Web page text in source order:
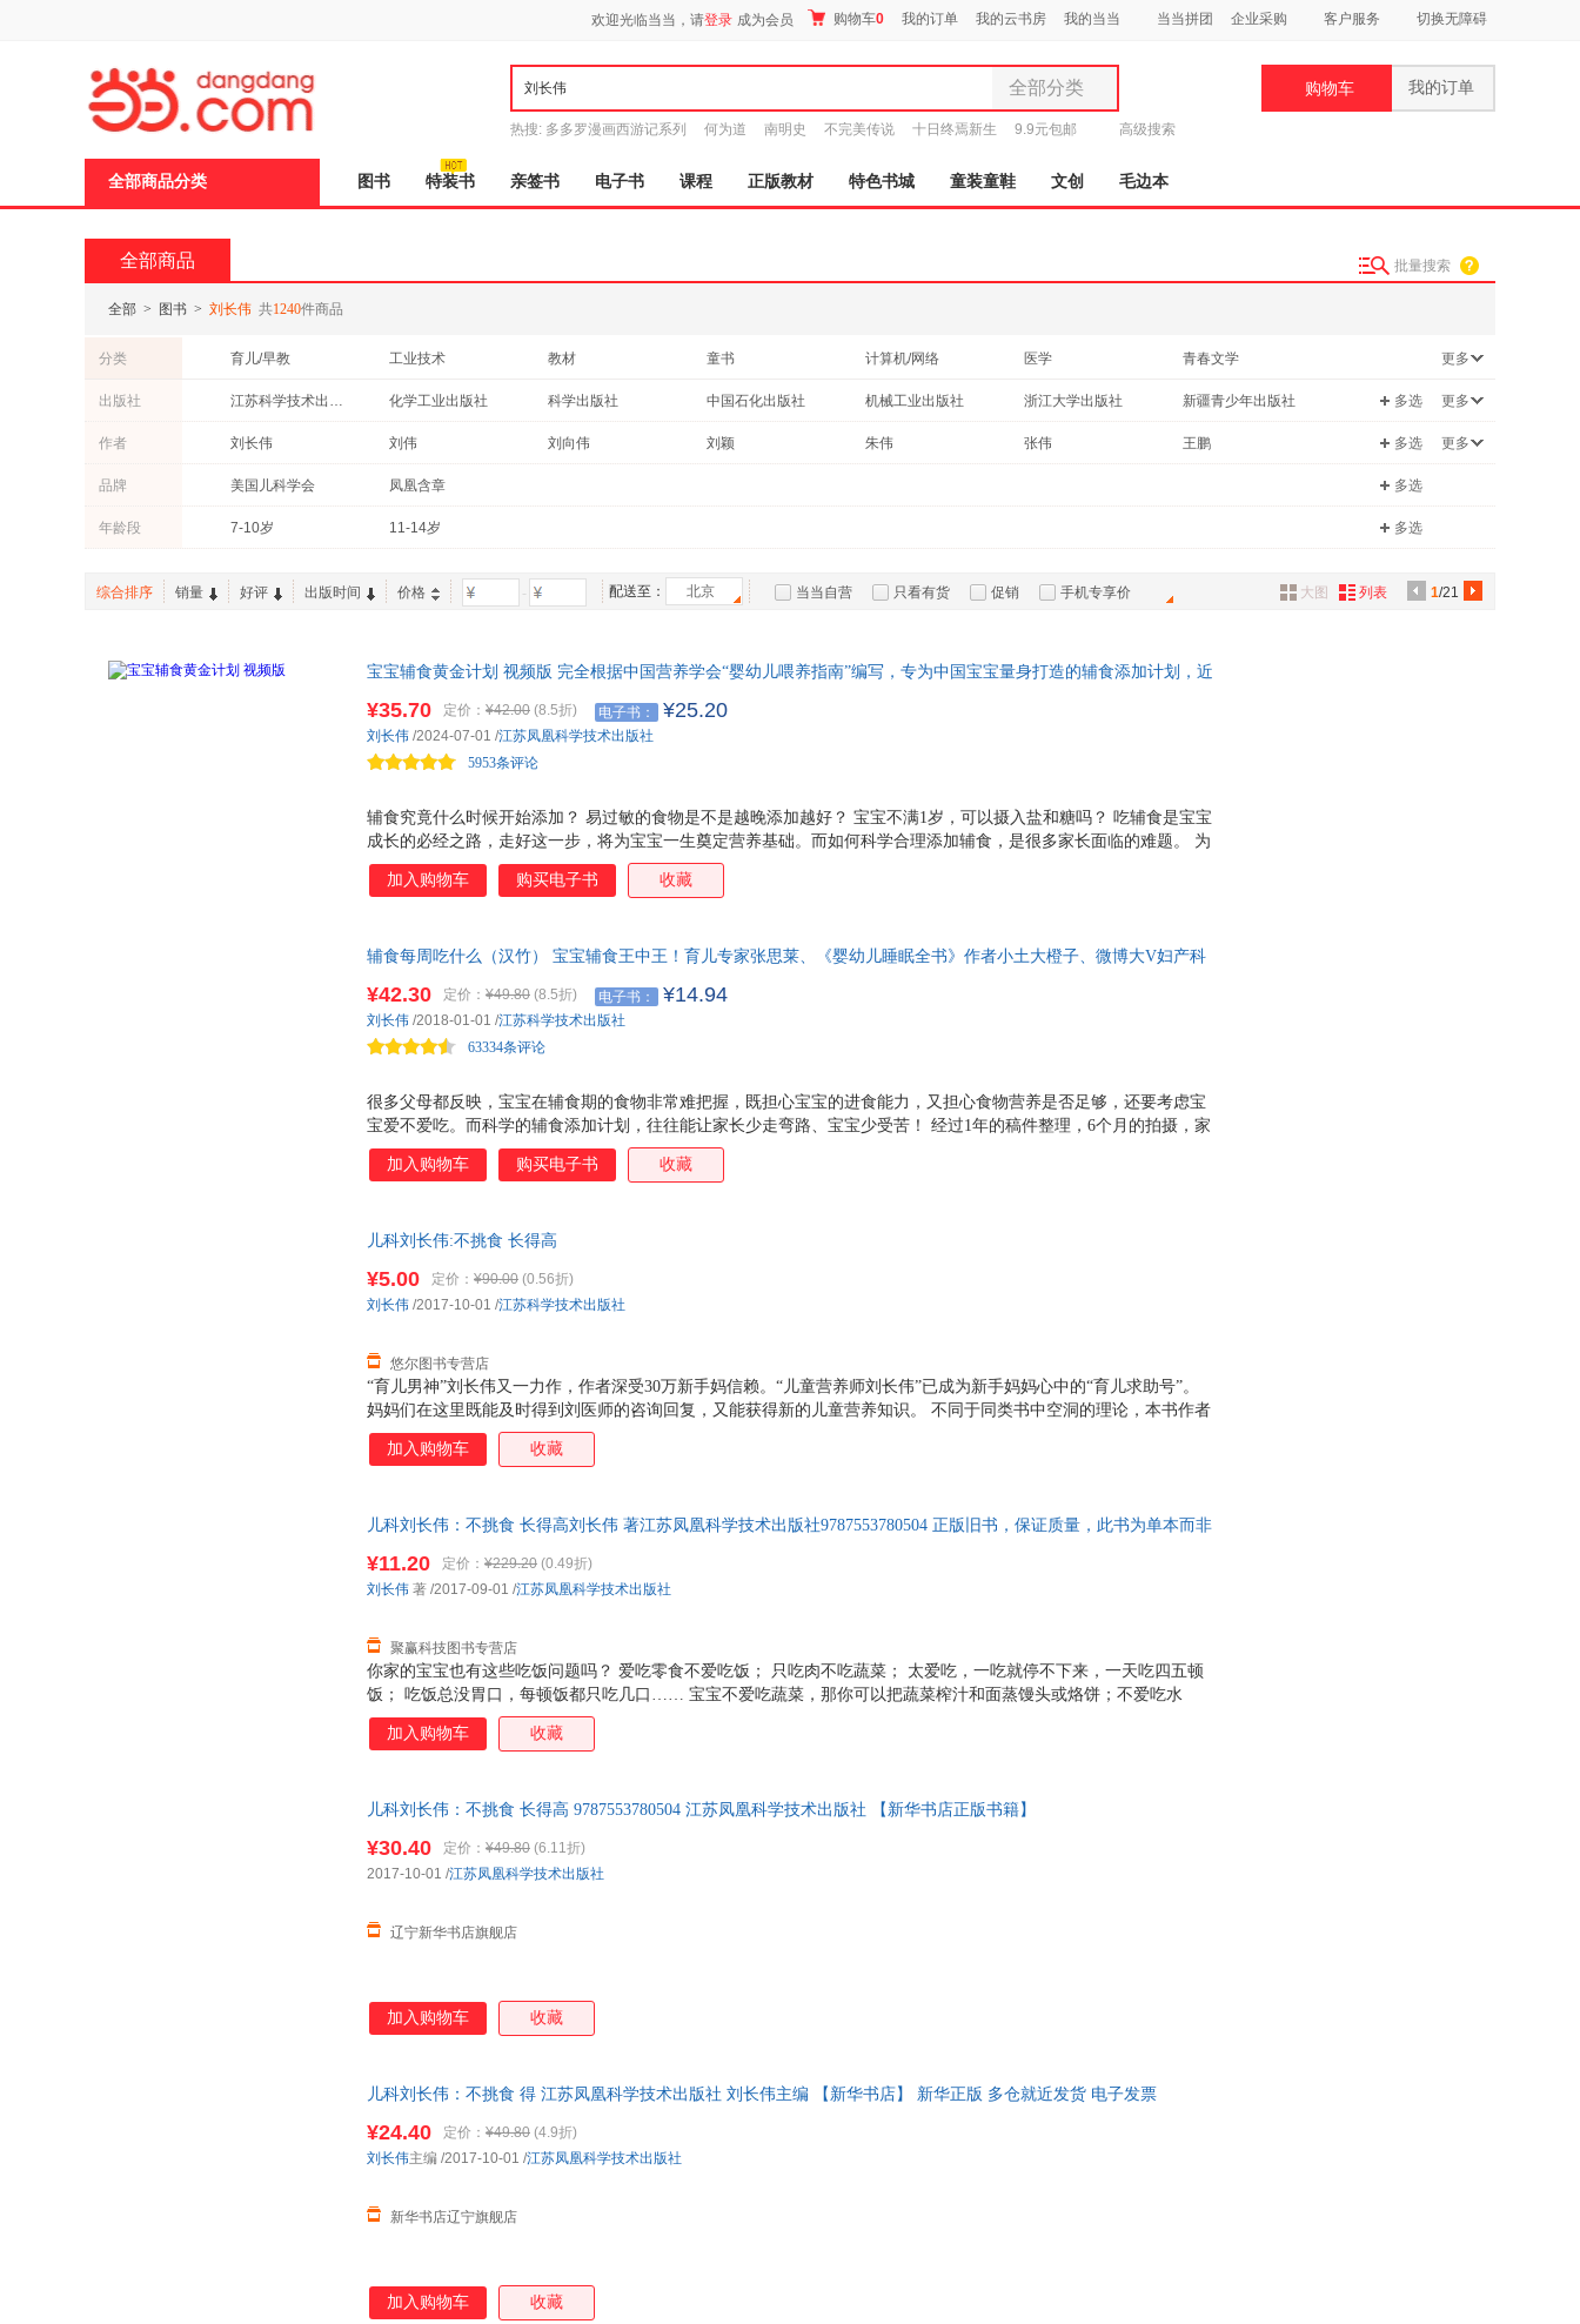
欢迎光临当当，请登录 成为会员 购物车0 我的订单 我的云书房 我的当当 当当拼团 企业采购 客户服务 切换无障碍
全部分类
全部分类
图书
电子书
玩具
童装童鞋
家居日用
运动户外
食品
热搜: 多多罗漫画西游记系列 何为道 南明史 不完美传说 十日终焉新生 9.9元包邮 高级搜索
购物车 我的订单
全部商品分类 图书 特装书 亲签书 电子书 课程 正版教材 特色书城 童装童鞋 文创 毛边本
全部商品 批量搜索
全部 > 图书 > 刘长伟 共1240件商品
分类 育儿/早教 工业技术 教材 童书 计算机/网络 医学
青春文学
保健/养生
孕产/胎教 管理 自然科学 农业/林业 艺术
社会科学
时尚/美妆
古籍
更多
出版社 江苏科学技术出版社 化学工业出版社 科学出版社 中国石化出版社 机械工业出版社 浙江大学出版社
新疆青少年出版社
江西美术出版社
世界图书出版公司 清华大学出版社 冶金工业出版社
人民文学出版社
黑龙江科学技术出版社
长春出版社
多选 更多
作者 刘长伟 刘伟 刘向伟 刘颖 朱伟 张伟
王鹏
郑继明
刘勇
王磊 刘杰
多选 更多
品牌 美国儿科学会 凤凰含章 多选
年龄段 7-10岁 11-14岁 多选
综合排序 销量 好评 出版时间 价格 - 配送至： 北京 当当自营 只看有货 促销 手机专享价 1/21
大图 列表
宝宝辅食黄金计划 视频版 完全根据中国营养学会“婴幼儿喂养指南”编写，专为中国宝宝量身打造的辅食添加计划，近
辅食究竟什么时候开始添加？ 易过敏的食物是不是越晚添加越好？ 宝宝不满1岁，可以摄入盐和糖吗？ 吃辅食是宝宝
成长的必经之路，走好这一步，将为宝宝一生奠定营养基础。而如何科学合理添加辅食，是很多家长面临的难题。 为
保证辅食添加建议正确无误，本书作者刘长伟根据中国营养学会《中国居民膳食指南（2022）》 7～24月龄婴幼儿喂
养指南 ，严格编写辅食添加建议，将辅食添加的 雷区 一一排除，用专业知识为家长加持喂养智慧，为宝宝健康成长
宝。不仅仅是一本辅食书，也是宝宝的点餐单，本书编辑历时半年，精心组
¥35.70 定价： ¥42.00 (8.5折) 电子书： ¥25.20
5953条评论
刘长伟 /2024-07-01 /江苏凤凰科学技术出版社
加入购物车 购买电子书 收藏
辅食每周吃什么（汉竹） 宝宝辅食王中王！育儿专家张思莱、《婴幼儿睡眠全书》作者小土大橙子、微博大V妇产科
很多父母都反映，宝宝在辅食期的食物非常难把握，既担心宝宝的进食能力，又担心食物营养是否足够，还要考虑宝
宝爱不爱吃。而科学的辅食添加计划，往往能让家长少走弯路、宝宝少受苦！ 经过1年的稿件整理，6个月的拍摄，家
长们期待已久的《辅食每周吃什么》终于面世了！图书设计师将每周辅食安排与背景颜色相结合，就算是爷爷奶奶、
外公外婆也能轻松掌握辅食添加技巧。 书中涉及到很多儿科学与营养学交叉的问题，其中的每一个结论，作者刘长伟
¥42.30 定价： ¥49.80 (8.5折) 电子书： ¥14.94
63334条评论
刘长伟 /2018-01-01 /江苏科学技术出版社
加入购物车 购买电子书 收藏
儿科刘长伟:不挑食 长得高
“育儿男神”刘长伟又一力作，作者深受30万新手妈信赖。“儿童营养师刘长伟”已成为新手妈妈心中的“育儿求助号”。
妈妈们在这里既能及时得到刘医师的咨询回复，又能获得新的儿童营养知识。 不同于同类书中空洞的理论，本书作者
结合对一个个真实案例的分析，细致入微、深入浅出地将养育的要点娓娓道来，并给出各种实用的方法来解决孩子偏
食、挑食、暴食的问题。 包含前沿的养育知识。孩子不爱吃饭，原因不仅在于做什么饭、吃什么饭，还在于亲子之间
¥5.00 定价： ¥90.00 (0.56折)
悠尔图书专营店
刘长伟 /2017-10-01 /江苏科学技术出版社
加入购物车 收藏
儿科刘长伟：不挑食 长得高刘长伟 著江苏凤凰科学技术出版社9787553780504 正版旧书，保证质量，此书为单本而非
你家的宝宝也有这些吃饭问题吗？ 爱吃零食不爱吃饭； 只吃肉不吃蔬菜； 太爱吃，一吃就停不下来，一天吃四五顿
饭； 吃饭总没胃口，每顿饭都只吃几口…… 宝宝不爱吃蔬菜，那你可以把蔬菜榨汁和面蒸馒头或烙饼；不爱吃水
果，不妨试试做成水果蓉；不爱吃肉，将肉搅碎炒饭……全书近200 道食谱，为妈妈们解决宝宝偏食的问题。 父母会
觉得宝宝能吃是好事，所以会让宝宝不加节制能吃多少就吃多少。儿童营养师刘长伟在这儿提醒父母，如果宝宝出现
暴食的问题。
¥11.20 定价： ¥229.20 (0.49折)
聚赢科技图书专营店
刘长伟 著 /2017-09-01 /江苏凤凰科学技术出版社
加入购物车 收藏
儿科刘长伟：不挑食 长得高 9787553780504 江苏凤凰科学技术出版社 【新华书店正版书籍】
¥30.40 定价： ¥49.80 (6.11折)
辽宁新华书店旗舰店
2017-10-01 /江苏凤凰科学技术出版社
加入购物车 收藏
儿科刘长伟：不挑食 得 江苏凤凰科学技术出版社 刘长伟主编 【新华书店】 新华正版 多仓就近发货 电子发票
¥24.40 定价： ¥49.80 (4.9折)
新华书店辽宁旗舰店
刘长伟主编 /2017-10-01 /江苏凤凰科学技术出版社
加入购物车 收藏
页